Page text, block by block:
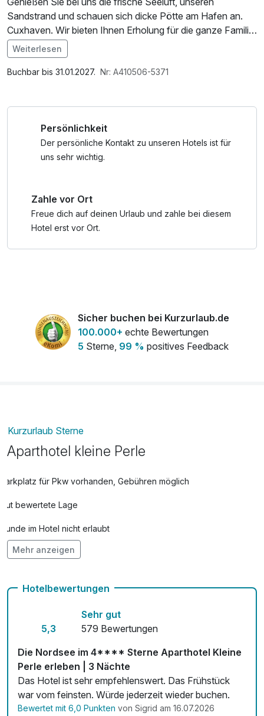
Sandstrand und schauen sich dicke Pötte am Hafen an.
Cuxhaven. Wir bieten Ihnen Erholung für die ganze Familie
im UNESCO-Weltnaturerbe Wattenmeer. Hier trifft die Elbe
auf die Nordsee und die Möwen auf die Fischbrötchen.
der Innenstadt.
Der Kletterpark Sahlenburg und ein großen Spielplatz in
Besucherzentrum entdeckt werden.
Unser Wrack- und Fischereimuseum „Windstärke 10“ und
nimmt Sie mit auf eine stürmische Reise in die
Im Angebot enthalten
1 x Welcome Drink, Saunabenutzung, Saunatuch, W-LAN
Weiterlesen
Buchbar bis 31.01.2027. Nr: A410506-5371
Persönlichkeit
Der persönliche Kontakt zu unseren Hotels ist für
uns sehr wichtig.
Zahle vor Ort
Freue dich auf deinen Urlaub und zahle bei diesem
Hotel erst vor Ort.
Sicher buchen bei Kurzurlaub.de
100.000+ echte Bewertungen
5 Sterne, 99 % positives Feedback
Kurzurlaub Sterne
Aparthotel kleine Perle
Parkplatz für Pkw vorhanden, Gebühren möglich
Gut bewertete Lage
Hunde im Hotel nicht erlaubt
Kostenloses W-LAN
Mehr anzeigen
Hotelbewertungen
5,3
Sehr gut
579 Bewertungen
Die Nordsee im 4**** Sterne Aparthotel Kleine
Perle erleben | 3 Nächte
Das Hotel ist sehr empfehlenswert. Das Frühstück
war vom feinsten. Würde jederzeit wieder buchen.
Bewertet mit 6,0 Punkten von Sigrid am 16.07.2026